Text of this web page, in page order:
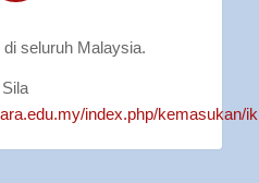
di seluruh Malaysia.
Sila
index.php/kemasukan/